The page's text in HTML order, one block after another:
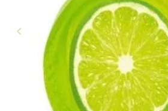
Poprzedni
keyboard_arrow_left